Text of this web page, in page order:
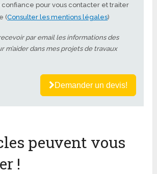
confiance pour vous contacter et traiter
(Consulter les mentions légales)
par email les informations des
m’aider dans mes projets de travaux
Demander un devis!
peuvent vous
!